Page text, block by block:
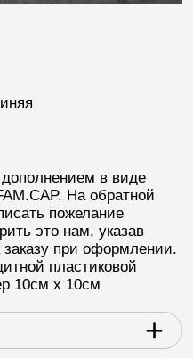
дополнением в виде
На обратной
пожелание
это нам, указав
при оформлении.
пластиковой
10см х 10см
+